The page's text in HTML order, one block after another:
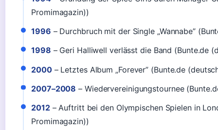
Promimagazin))
1996 – Durchbruch mit der Single „Wannabe”
1998 – Geri Halliwell verlässt die Band (Bunte.de
2000– Letztes Album „Forever” (Bunte.de
2007–2008 – Wiedervereinigungstournee
2012– Auftritt bei den Olympischen Spielen in
Promimagazin))